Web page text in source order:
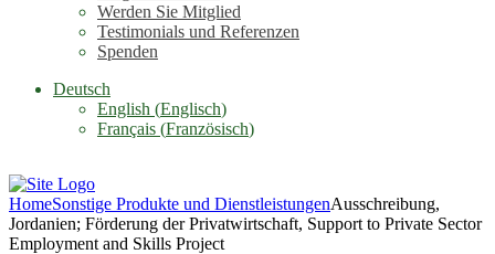
Werden Sie Mitglied
Testimonials und Referenzen
Spenden
Deutsch
English (Englisch)
Français (Französisch)
HomeSonstige Produkte und DienstleistungenAusschreibung,
Jordanien; Förderung der Privatwirtschaft, Support to Private Sector
Employment and Skills Project